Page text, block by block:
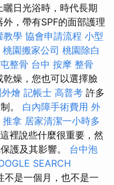
日光浴時，時代長期
，帶有SPF的面部護理
教學 協會申請流程 小型
桃園搬家公司 桃園除白
整骨 台中 按摩 整骨
燥，您也可以選擇臉
燴 記帳士 高普考 許多
。 白內障手術費用 外
推拿 居家清潔一小時多
裡說些什麼很重要，然
護及其影響。 台中泡
SEARCH
不是一個月，也不是一